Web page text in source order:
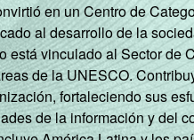
en un Centro de
al desarrollo de la
está vinculado al Sector de
de la UNESCO.
fortaleciendo sus
de la información y del